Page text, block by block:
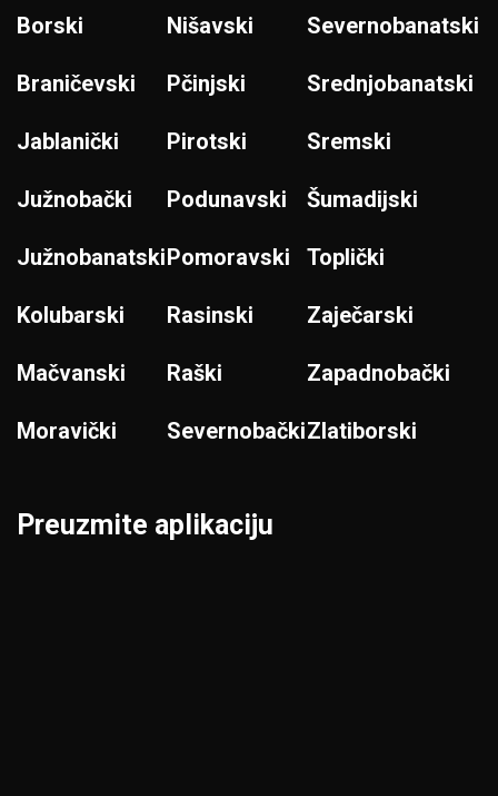
Borski
Braničevski
Jablanički
Južnobački
Južnobanatski
Kolubarski
Mačvanski
Moravički
Nišavski
Pčinjski
Pirotski
Podunavski
Pomoravski
Rasinski
Raški
Severnobački
Severnobanatski
Srednjobanatski
Sremski
Šumadijski
Toplički
Zaječarski
Zapadnobački
Zlatiborski
Preuzmite aplikaciju